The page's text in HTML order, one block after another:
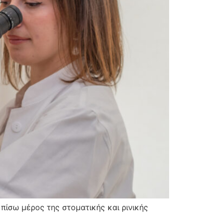
μέρος της στοματικής και ρινικής